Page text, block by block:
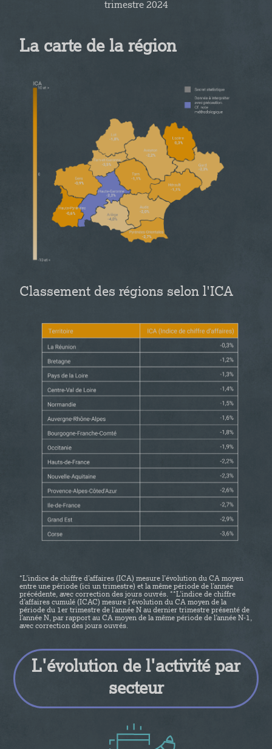
trimestre 2024
La carte de la région
Classement des régions selon l'ICA
*L’indice de chiffre d’affaires (ICA) mesure l’évolution du CA moyen
entre une période (ici un trimestre) et la même période de l’année
précédente, avec correction des jours ouvrés. **L’indice de chiffre
d’affaires cumulé (ICAC) mesure l’évolution du CA moyen de la
période du 1er trimestre de l’année N au dernier trimestre présenté de
l’année N, par rapport au CA moyen de la même période de l’année N-1,
avec correction des jours ouvrés.
L'évolution de l'activité par
secteur